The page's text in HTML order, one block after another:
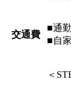
交通費
■通
■自
＜